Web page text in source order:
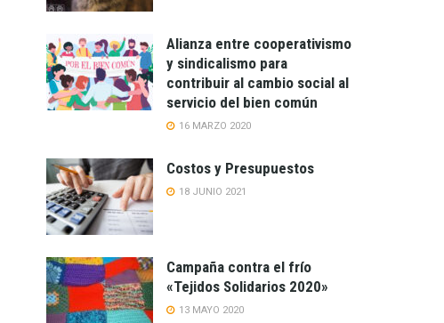
Alianza entre cooperativismo
y sindicalismo para
contribuir al cambio social al
servicio del bien común
16 MARZO 2020
Costos y Presupuestos
18 JUNIO 2021
Campaña contra el frío
«Tejidos Solidarios 2020»
13 MAYO 2020